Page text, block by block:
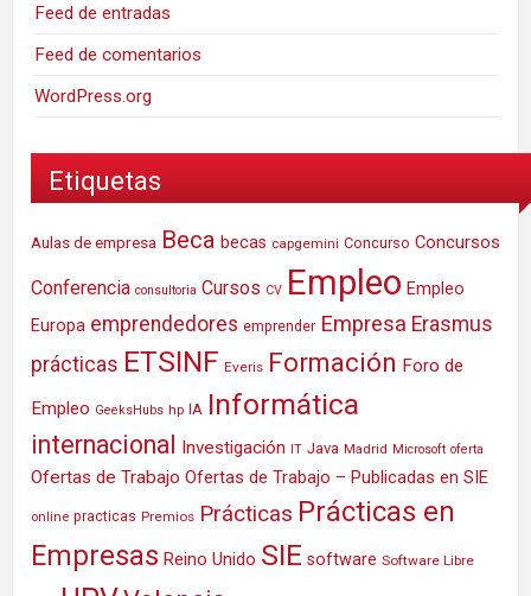
Feed de entradas
Feed de comentarios
WordPress.org
Etiquetas
Aulas de empresa Beca becas capgemini Concurso Concursos
Conferencia consultoria Cursos CV Empleo Empleo
Europa emprendedores emprender Empresa Erasmus
prácticas ETSINF Everis Formación Foro de
Empleo GeeksHubs hp IA Informática
internacional Investigación IT Java Madrid Microsoft oferta
Ofertas de Trabajo Ofertas de Trabajo – Publicadas en SIE
online practicas Premios Prácticas Prácticas en
Empresas Reino Unido SIE software Software Libre